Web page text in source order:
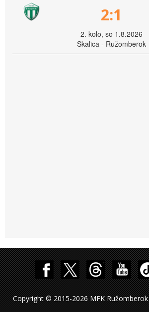
2:1
2. kolo, so 1.8.2026
Skalica - Ružomberok
Copyright © 2015-2026 MFK